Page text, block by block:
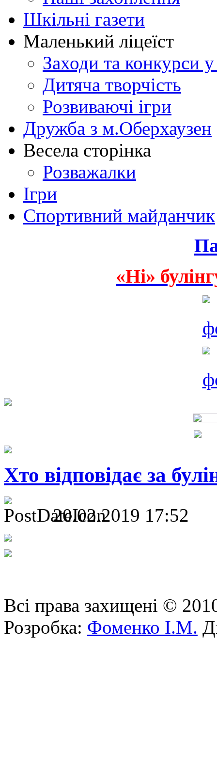
Шкільні газети
Маленький ліцеїст
Заходи та конкурси у
Дитяча творчість
Розвиваючі ігри
Дружба з м.Оберхаузен
Весела сторінка
Розважалки
Ігри
Спортивний майданчик
«Ні»
Хто відповідає за
20.02.2019 17:52
Всі права захищені ©
Розробка: Фоменко І.М.